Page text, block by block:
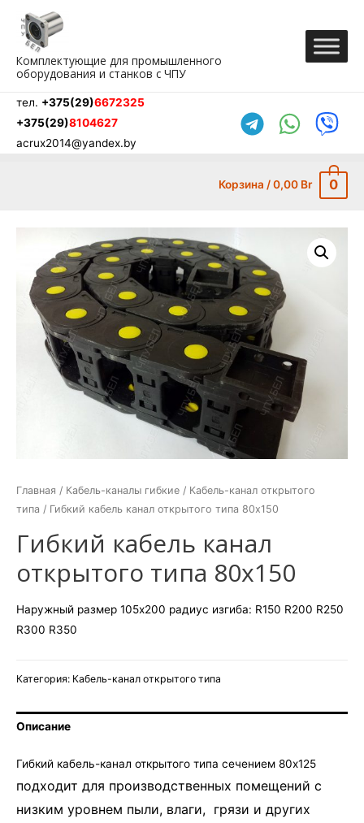
содержимому
Комплектующие для промышленного
оборудования и станков с ЧПУ
тел. +375(29)6672325
+375(29)8104627
acrux2014@yandex.by
Корзина /0,00 Br 0
Главная / Кабель-каналы гибкие / Кабель-канал открытого
типа / Гибкий кабель канал открытого типа 80х150
Гибкий кабель канал
открытого типа 80х150
Наружный размер 105х200 радиус изгиба: R150 R200 R250
R300 R350
Категория: Кабель-канал открытого типа
Описание
Гибкий кабель-канал открытого типа сечением 80х125
подходит для производственных помещений с
низким уровнем пыли, влаги, грязи и других